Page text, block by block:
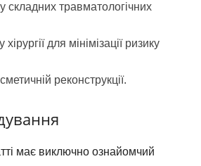
складних травматологічних
для мінімізації ризику
реконструкції.
має виключно ознайомчий